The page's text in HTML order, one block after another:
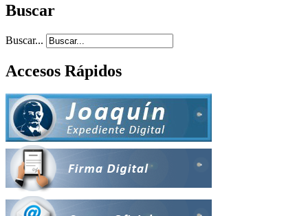
Buscar
Buscar...
Accesos Rápidos